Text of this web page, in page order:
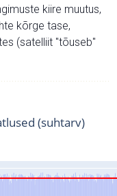
kiire muutus,
kõrge tase,
(satelliit "tõuseb"
(suhtarv)